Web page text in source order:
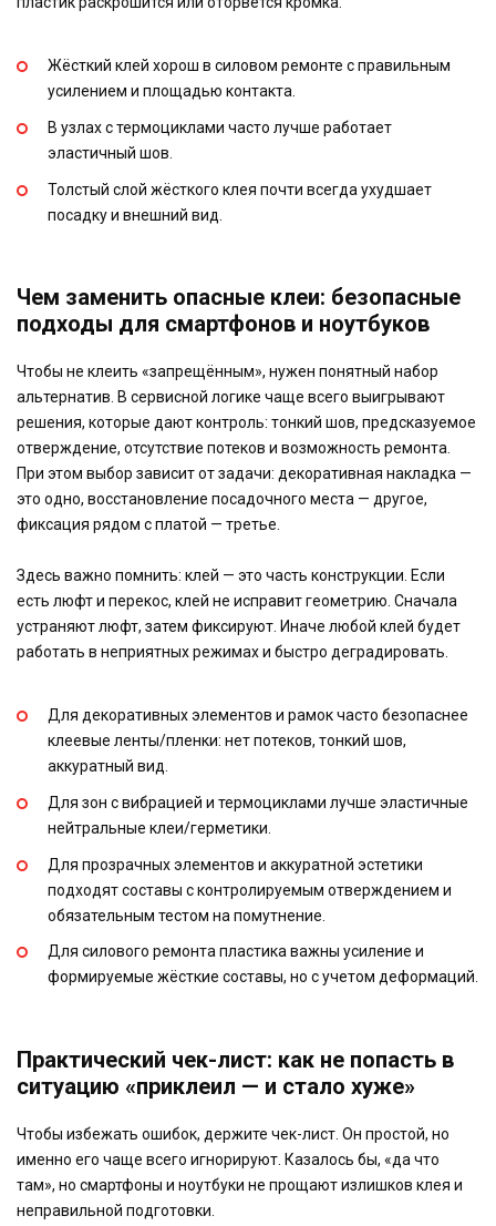
Жёсткий клей хорош в силовом ремонте с правильным
усилением и площадью контакта.
В узлах с термоциклами часто лучше работает
эластичный шов.
Толстый слой жёсткого клея почти всегда ухудшает
посадку и внешний вид.
Чем заменить опасные клеи: безопасные
подходы для смартфонов и ноутбуков
Чтобы не клеить «запрещённым», нужен понятный набор
альтернатив. В сервисной логике чаще всего выигрывают
решения, которые дают контроль: тонкий шов, предсказуемое
отверждение, отсутствие потеков и возможность ремонта.
При этом выбор зависит от задачи: декоративная накладка —
это одно, восстановление посадочного места — другое,
фиксация рядом с платой — третье.
Здесь важно помнить: клей — это часть конструкции. Если
есть люфт и перекос, клей не исправит геометрию. Сначала
устраняют люфт, затем фиксируют. Иначе любой клей будет
работать в неприятных режимах и быстро деградировать.
Для декоративных элементов и рамок часто безопаснее
клеевые ленты/пленки: нет потеков, тонкий шов,
аккуратный вид.
Для зон с вибрацией и термоциклами лучше эластичные
нейтральные клеи/герметики.
Для прозрачных элементов и аккуратной эстетики
подходят составы с контролируемым отверждением и
обязательным тестом на помутнение.
Для силового ремонта пластика важны усиление и
формируемые жёсткие составы, но с учетом деформаций.
Практический чек-лист: как не попасть в
ситуацию «приклеил — и стало хуже»
Чтобы избежать ошибок, держите чек-лист. Он простой, но
именно его чаще всего игнорируют. Казалось бы, «да что
там», но смартфоны и ноутбуки не прощают излишков клея и
неправильной подготовки.